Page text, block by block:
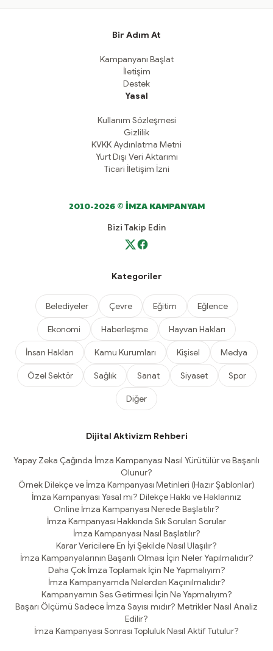
Bir Adım At
Kampanyanı Başlat
İletişim
Destek
Yasal
Kullanım Sözleşmesi
Gizlilik
KVKK Aydınlatma Metni
Yurt Dışı Veri Aktarımı
Ticari İletişim İzni
2010-2026 © İMZA KAMPANYAM
Bizi Takip Edin
Kategoriler
Belediyeler Çevre Eğitim Eğlence
Ekonomi Haberleşme Hayvan Hakları
İnsan Hakları Kamu Kurumları Kişisel Medya
Özel Sektör Sağlık Sanat Siyaset Spor
Diğer
Dijital Aktivizm Rehberi
Yapay Zeka Çağında İmza Kampanyası Nasıl Yürütülür ve Başarılı
Olunur?
Örnek Dilekçe ve İmza Kampanyası Metinleri (Hazır Şablonlar)
İmza Kampanyası Yasal mı? Dilekçe Hakkı ve Haklarınız
Online İmza Kampanyası Nerede Başlatılır?
İmza Kampanyası Hakkında Sık Sorulan Sorular
İmza Kampanyası Nasıl Başlatılır?
Karar Vericilere En İyi Şekilde Nasıl Ulaşılır?
İmza Kampanyalarının Başarılı Olması İçin Neler Yapılmalıdır?
Daha Çok İmza Toplamak İçin Ne Yapmalıyım?
İmza Kampanyamda Nelerden Kaçınılmalıdır?
Kampanyamın Ses Getirmesi İçin Ne Yapmalıyım?
Başarı Ölçümü Sadece İmza Sayısı mıdır? Metrikler Nasıl Analiz
Edilir?
İmza Kampanyası Sonrası Topluluk Nasıl Aktif Tutulur?